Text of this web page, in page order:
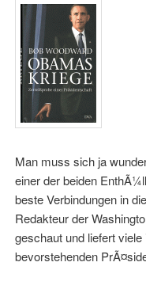
Man muss sich ja
einer der beiden
beste Verbindungen in
Redakteur der
geschaut und liefert
bevorstehenden